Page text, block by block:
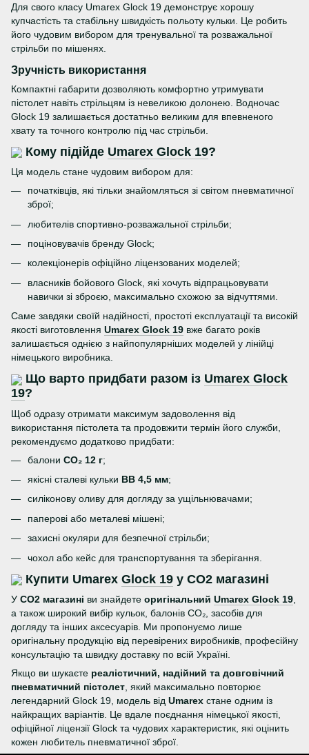
Для свого класу Umarex Glock 19 демонструє хорошу
купчастість та стабільну швидкість польоту кульки. Це робить
його чудовим вибором для тренувальної та розважальної
стрільби по мішенях.
Зручність використання
Компактні габарити дозволяють комфортно утримувати
пістолет навіть стрільцям із невеликою долонею. Водночас
Glock 19 залишається достатньо великим для впевненого
хвату та точного контролю під час стрільби.
Кому підійде Umarex Glock 19?
Ця модель стане чудовим вибором для:
початківців, які тільки знайомляться зі світом пневматичної
зброї;
любителів спортивно-розважальної стрільби;
поціновувачів бренду Glock;
колекціонерів офіційно ліцензованих моделей;
власників бойового Glock, які хочуть відпрацьовувати
навички зі зброєю, максимально схожою за відчуттями.
Саме завдяки своїй надійності, простоті експлуатації та високій
якості виготовлення Umarex Glock 19 вже багато років
залишається однією з найпопулярніших моделей у лінійці
німецького виробника.
Що варто придбати разом із Umarex Glock
19?
Щоб одразу отримати максимум задоволення від
використання пістолета та продовжити термін його служби,
рекомендуємо додатково придбати:
балони CO₂ 12 г;
якісні сталеві кульки BB 4,5 мм;
силіконову оливу для догляду за ущільнювачами;
паперові або металеві мішені;
захисні окуляри для безпечної стрільби;
чохол або кейс для транспортування та зберігання.
Купити Umarex Glock 19 у CO2 магазині
У CO2 магазині ви знайдете оригінальний Umarex Glock 19
а також широкий вибір кульок, балонів CO₂, засобів для
догляду та інших аксесуарів. Ми пропонуємо лише
оригінальну продукцію від перевірених виробників, професійну
консультацію та швидку доставку по всій Україні.
Якщо ви шукаєте реалістичний, надійний та довговічний
пневматичний пістолет , який максимально повторює
легендарний Glock 19, модель від Umarex стане одним із
найкращих варіантів. Це вдале поєднання німецької якості,
офіційної ліцензії Glock та чудових характеристик, які оцінить
кожен любитель пневматичної зброї.